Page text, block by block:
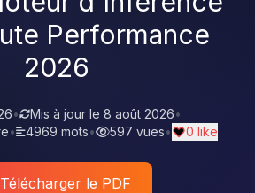
Performance
2026
• Mis à jour le 8 août 2026•
• 4969 mots• 597 vues• 0 like
Télécharger le PDF